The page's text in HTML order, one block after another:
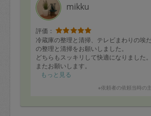
水曜日9時〜金曜日9時まで＝
50%
金曜日9時～土曜日8時まで＝
100%
土曜日8時〜実施時間＝依頼
＋交通費全額
依頼者不在による当日キャ
mikku
評価：
冷蔵庫の整理と清掃、テレビまわりの埃
の整理と清掃をお願いしました。
どちらもスッキリして快適になりました。
またお願いします。
もっと見る
※依頼者の依頼当時の